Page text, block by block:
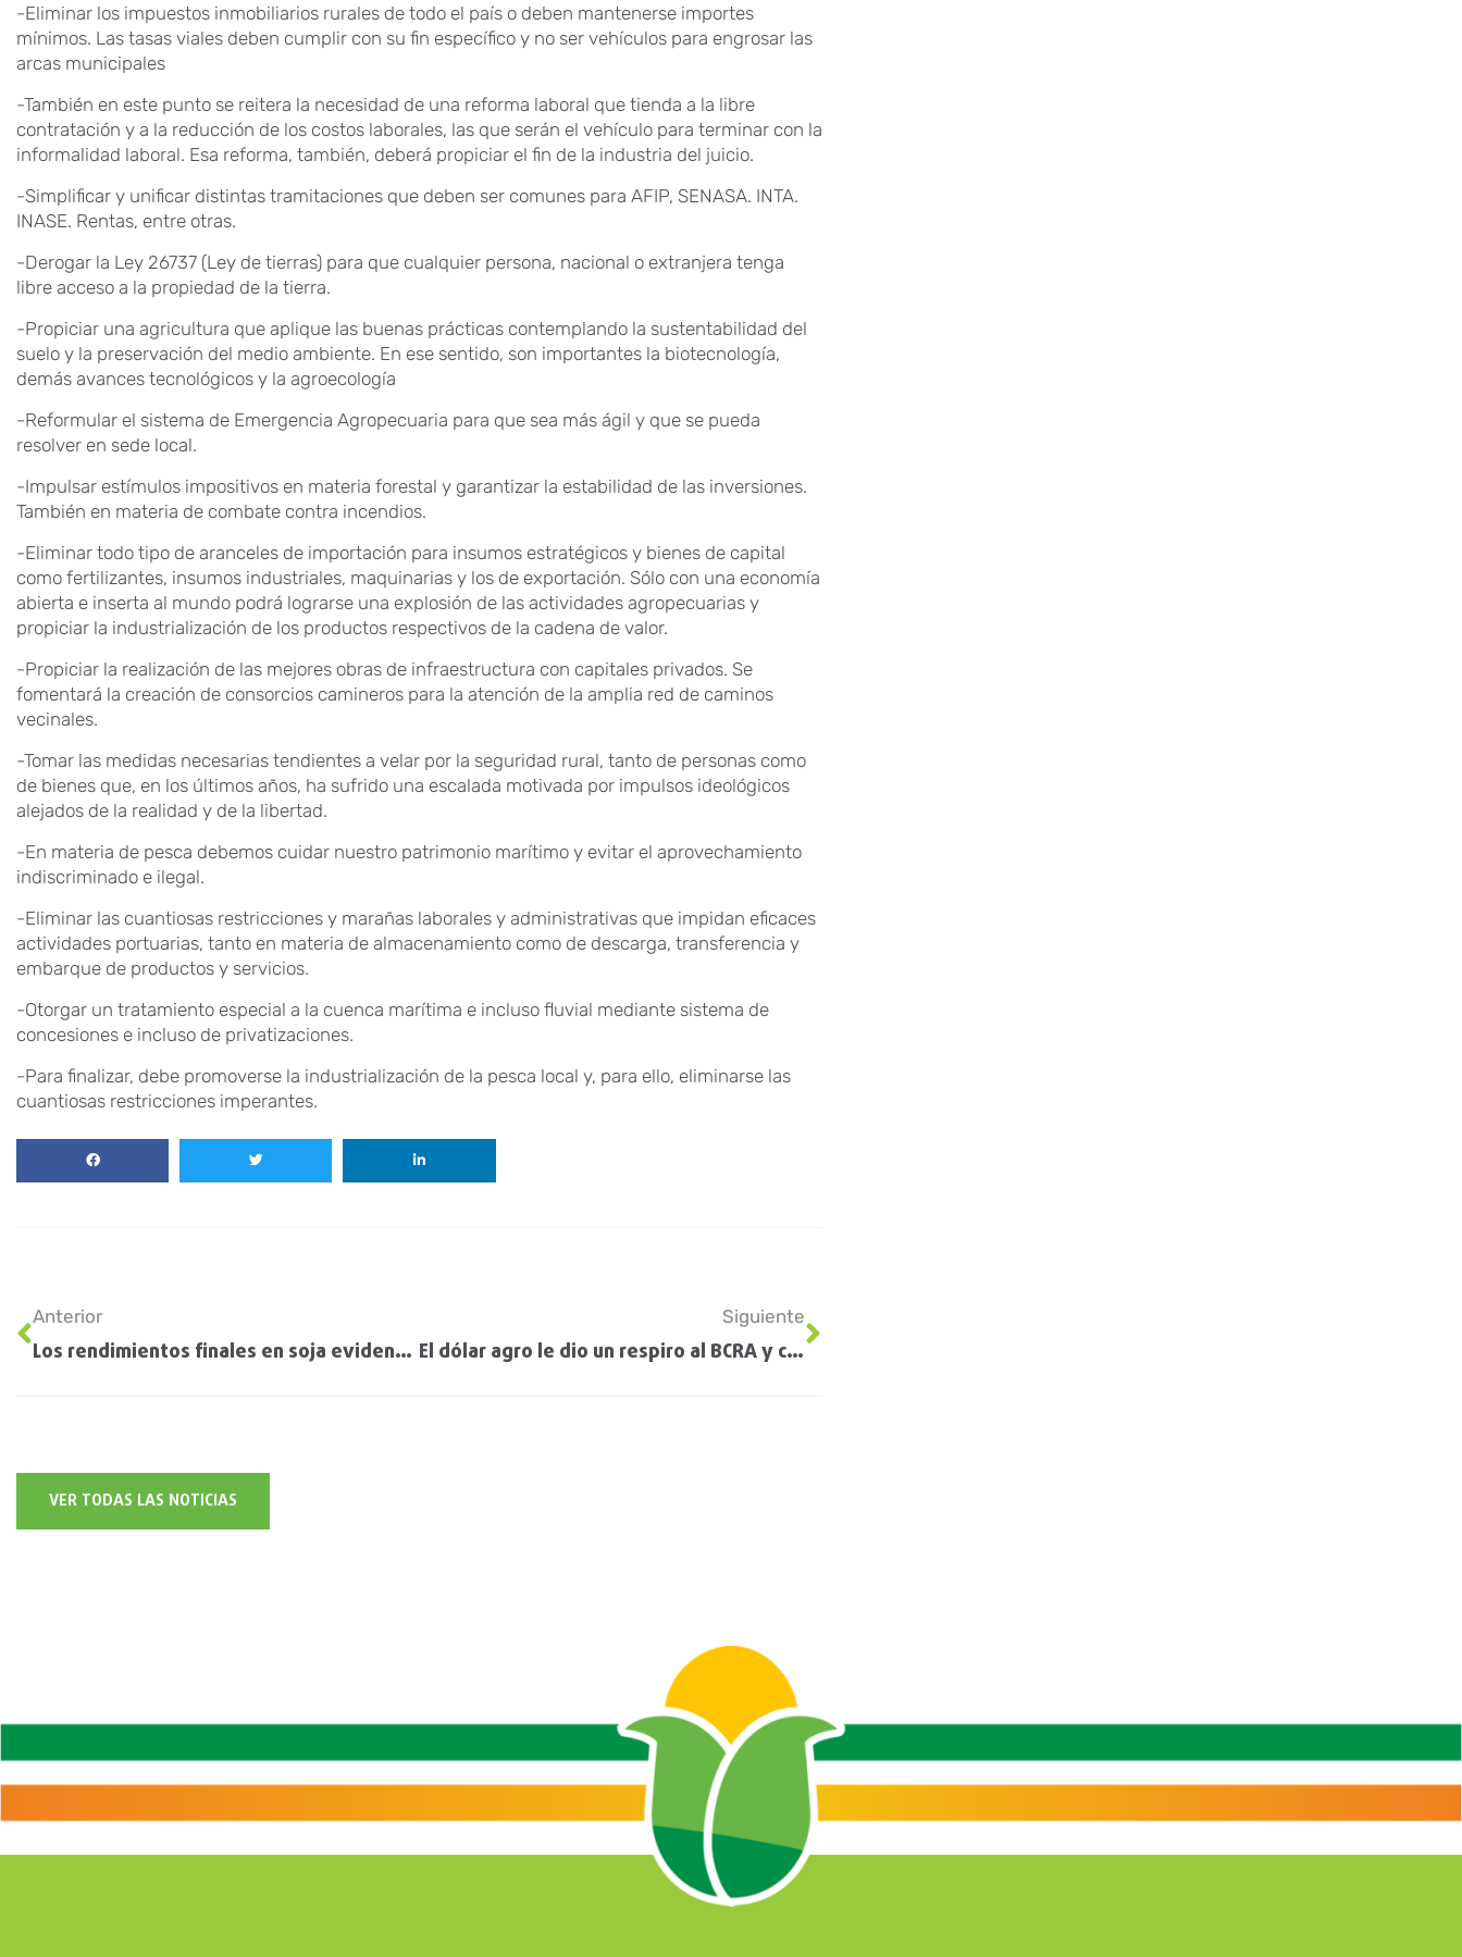
-Eliminar los impuestos inmobiliarios rurales de todo el país o deben mantenerse importes
mínimos. Las tasas viales deben cumplir con su fin específico y no ser vehículos para engrosar las
arcas municipales
-También en este punto se reitera la necesidad de una reforma laboral que tienda a la libre
contratación y a la reducción de los costos laborales, las que serán el vehículo para terminar con la
informalidad laboral. Esa reforma, también, deberá propiciar el fin de la industria del juicio.
-Simplificar y unificar distintas tramitaciones que deben ser comunes para AFIP, SENASA. INTA.
INASE. Rentas, entre otras.
-Derogar la Ley 26737 (Ley de tierras) para que cualquier persona, nacional o extranjera tenga
libre acceso a la propiedad de la tierra.
-Propiciar una agricultura que aplique las buenas prácticas contemplando la sustentabilidad del
suelo y la preservación del medio ambiente. En ese sentido, son importantes la biotecnología,
demás avances tecnológicos y la agroecología
-Reformular el sistema de Emergencia Agropecuaria para que sea más ágil y que se pueda
resolver en sede local.
-Impulsar estímulos impositivos en materia forestal y garantizar la estabilidad de las inversiones.
También en materia de combate contra incendios.
-Eliminar todo tipo de aranceles de importación para insumos estratégicos y bienes de capital
como fertilizantes, insumos industriales, maquinarias y los de exportación. Sólo con una economía
abierta e inserta al mundo podrá lograrse una explosión de las actividades agropecuarias y
propiciar la industrialización de los productos respectivos de la cadena de valor.
-Propiciar la realización de las mejores obras de infraestructura con capitales privados. Se
fomentará la creación de consorcios camineros para la atención de la amplia red de caminos
vecinales.
-Tomar las medidas necesarias tendientes a velar por la seguridad rural, tanto de personas como
de bienes que, en los últimos años, ha sufrido una escalada motivada por impulsos ideológicos
alejados de la realidad y de la libertad.
-En materia de pesca debemos cuidar nuestro patrimonio marítimo y evitar el aprovechamiento
indiscriminado e ilegal.
-Eliminar las cuantiosas restricciones y marañas laborales y administrativas que impidan eficaces
actividades portuarias, tanto en materia de almacenamiento como de descarga, transferencia y
embarque de productos y servicios.
-Otorgar un tratamiento especial a la cuenca marítima e incluso fluvial mediante sistema de
concesiones e incluso de privatizaciones.
-Para finalizar, debe promoverse la industrialización de la pesca local y, para ello, eliminarse las
cuantiosas restricciones imperantes.
Anterior
Los rendimientos finales en soja evidenciaron la «cruda » realidad de la sequía en Santa Fe
Siguiente
El dólar agro le dio un respiro al BCRA y contribuyó con USD 170 millones
VER TODAS LAS NOTICIAS